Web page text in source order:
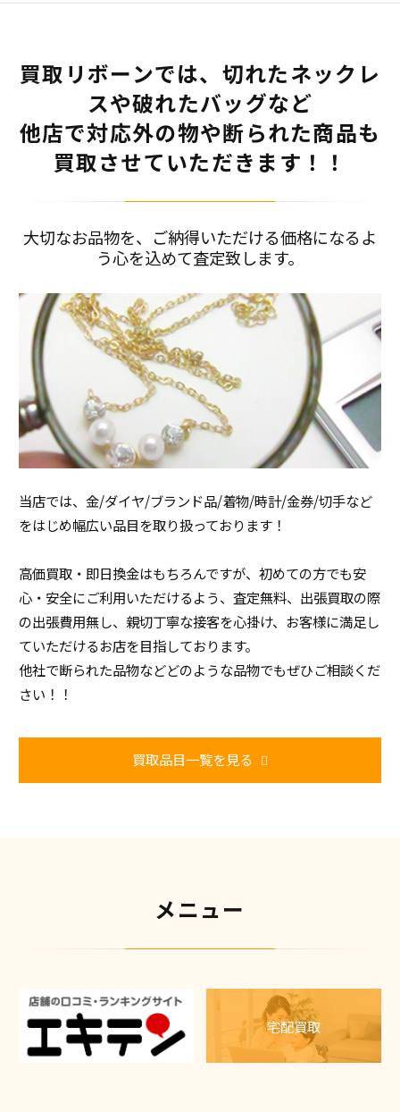
買取リボーンでは、切れたネックレ
スや破れたバッグなど
他店で対応外の物や断られた商品も
買取させていただきます！！
大切なお品物を、ご納得いただける価格になるよ
う心を込めて査定致します。
当店では、金/ダイヤ/ブランド品/着物/時計/金券/切手など
をはじめ幅広い品目を取り扱っております！
高価買取・即日換金はもちろんですが、初めての方でも安
心・安全にご利用いただけるよう、査定無料、出張買取の際
の出張費用無し、親切丁寧な接客を心掛け、お客様に満足し
ていただけるお店を目指しております。
他社で断られた品物などどのような品物でもぜひご相談くだ
さい！！
買取品目一覧を見る
メニュー
宅配買取